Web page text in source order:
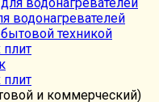
водонагревателей
техникой
плит
плит